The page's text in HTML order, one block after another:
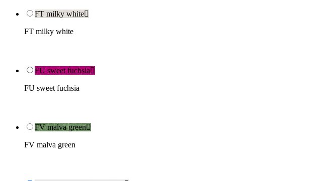
FT milky white
FT milky white
FU sweet fuchsia
FU sweet fuchsia
FV malva green
FV malva green